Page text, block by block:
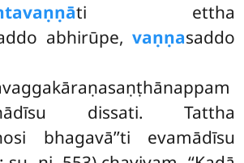
ti ettha
abhirūpe, vaṇṇasaddo
dissati. Tattha
bhagavā’’ti evamādīsu